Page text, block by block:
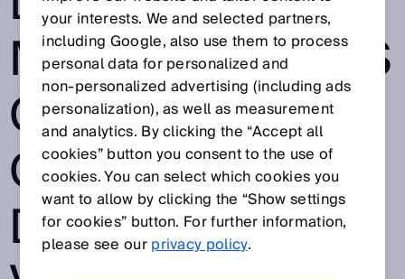
MARCHANDISES
GRÂCE AU
CONCEPT
D’INTÉGRATION
your interests. We and selected partners,
including Google, also use them to process
personal data for personalized and
non‑personalized advertising (including ads
personalization), as well as measurement
and analytics. By clicking the “Accept all
cookies” button you consent to the use of
cookies. You can select which cookies you
want to allow by clicking the “Show settings
for cookies” button. For further information,
please see ourprivacy policy.